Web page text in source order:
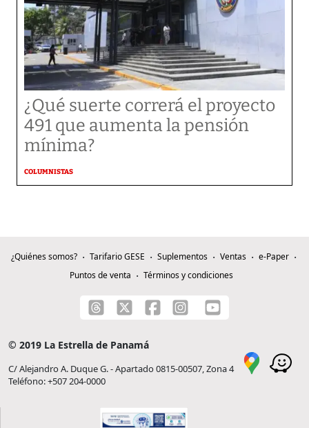
¿Qué suerte correrá el proyecto
491 que aumenta la pensión
mínima?
COLUMNISTAS
¿Quiénes somos? Tarifario GESE Suplementos Ventas
e-Paper
Puntos de venta
Términos y condiciones
© 2019 La Estrella de Panamá
C/ Alejandro A. Duque G. - Apartado 0815-00507, Zona 4
Teléfono: +507 204-0000